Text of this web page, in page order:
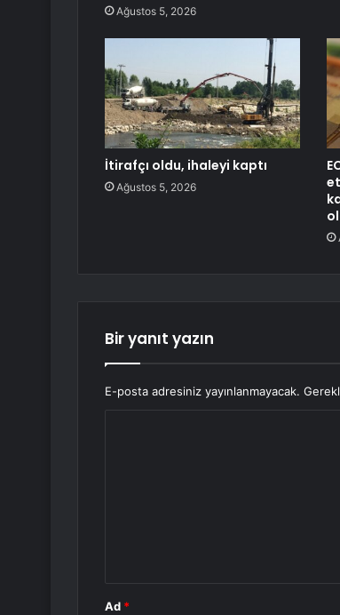
Ağustos 5, 2026
İtirafçı oldu, ihaleyi kaptı
Ağustos 5, 2026
Bir yanıt yazın
E-posta adresiniz yayınlanmayacak.
Ad *